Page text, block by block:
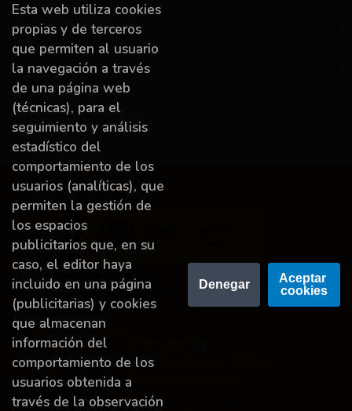
Información
Destacado
A miña conta
Proyecto financiado por la Dirección General del
Libro y Fomento de la Lectura, Ministerio de
Cultura y Deporte.
Financiado por la Unión Europea-Next Generation
Esta web utiliza cookies
propias y de terceros
que permiten al usuario
la navegación a través
de una página web
(técnicas), para el
seguimiento y análisis
estadístico del
comportamiento de los
usuarios (analíticas), que
permiten la gestión de
los espacios
publicitarios que, en su
caso, el editor haya
incluido en una página
(publicitarias) y cookies
que almacenan
información del
comportamiento de los
usuarios obtenida a
través de la observación
Denegar
Aceptar
cookies